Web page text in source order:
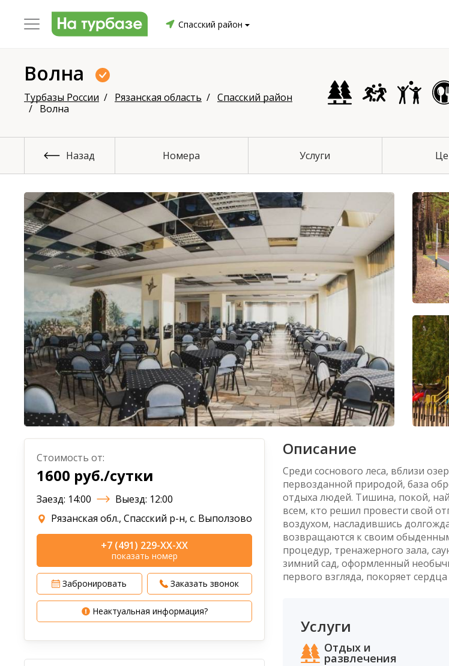
Спасский район
Волна
Турбазы России Рязанская область
Спасский район
Волна
Назад Номера Услуги
Стоимость от:
1600 руб./сутки
Заезд: 14:00
Выезд: 12:00
Рязанская обл., Спасский р-н, с. Выползово
+7 (491) 229-XX-XX
показать номер
Забронировать Заказать звонок
Неактуальная информация?
Описание
Среди соснового леса, вблизи
первозданной природой, база
отдыха людей. Тишина, покой,
всем, кто решил провести свой
воздухом, насладившись
возвращаются к своим
процедур, тренажерного зала,
зимний сад, оформленный
первого взгляда, покоряет
Услуги
Отдых и
развлечения
Топчихинский район
район Красноборский район
Онежский район
Приморский район
Северодвинск Устьянский район